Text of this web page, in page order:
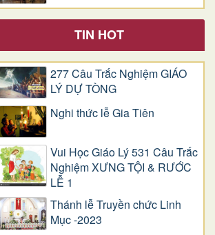
TIN HOT
277 Câu Trắc Nghiệm GIÁO
LÝ DỰ TÒNG
Nghi thức lễ Gia Tiên
Vui Học Giáo Lý 531 Câu Trắc
Nghiệm XƯNG TỘI & RƯỚC
LỄ 1
Thánh lễ Truyền chức Linh
Mục -2023